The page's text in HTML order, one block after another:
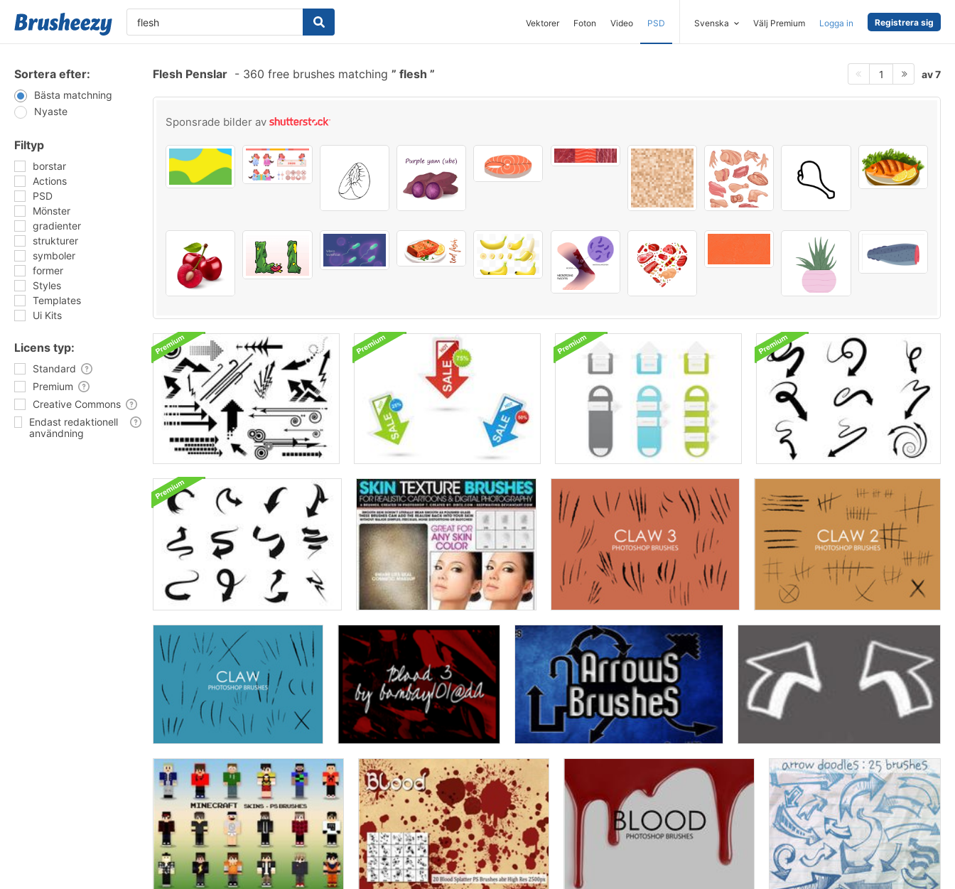
Vektorer Foton Video PSD Svenska Välj Premium Logga in Registrera sig
Sortera efter:
Bästa matchning
Nyaste
Filtyp
borstar
Actions
PSD
Mönster
gradienter
strukturer
symboler
former
Styles
Templates
Ui Kits
Licens typ:
Standard
Premium
Creative Commons
Endast redaktionell
användning
Flesh Penslar - 360 free brushes matching flesh 1 av 7
Sponsrade bilder av